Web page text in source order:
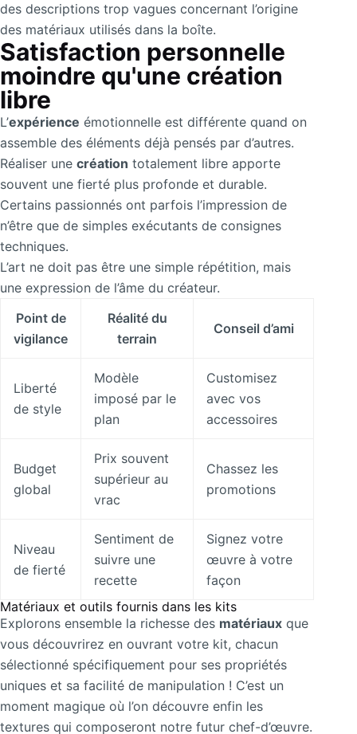
des descriptions trop vagues concernant l’origine
des matériaux utilisés dans la boîte.
Satisfaction personnelle
moindre qu'une création
libre
L’expérience émotionnelle est différente quand on
assemble des éléments déjà pensés par d’autres.
Réaliser une création totalement libre apporte
souvent une fierté plus profonde et durable.
Certains passionnés ont parfois l’impression de
n’être que de simples exécutants de consignes
techniques.
L’art ne doit pas être une simple répétition, mais
une expression de l’âme du créateur.
Point de
vigilance
Réalité du
terrain
Conseil d’ami
Liberté
de style
Modèle
imposé par le
plan
Customisez
avec vos
accessoires
Budget
global
Prix souvent
supérieur au
vrac
Chassez les
promotions
Niveau
de fierté
Sentiment de
suivre une
recette
Signez votre
œuvre à votre
façon
Matériaux et outils fournis dans les kits
Explorons ensemble la richesse des matériaux que
vous découvrirez en ouvrant votre kit, chacun
sélectionné spécifiquement pour ses propriétés
uniques et sa facilité de manipulation ! C’est un
moment magique où l’on découvre enfin les
textures qui composeront notre futur chef-d’œuvre.